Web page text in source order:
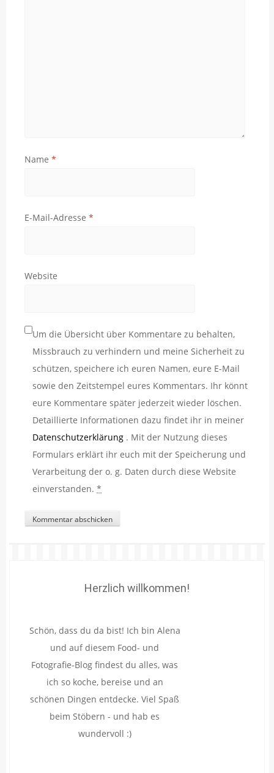
Name *
E-Mail-Adresse *
Website
Um die Übersicht über Kommentare zu behalten,
Missbrauch zu verhindern und meine Sicherheit zu
schützen, speichere ich euren Namen, eure E-Mail
sowie den Zeitstempel eures Kommentars. Ihr könnt
eure Kommentare später jederzeit wieder löschen.
Detaillierte Informationen dazu findet ihr in meiner
Datenschutzerklärung . Mit der Nutzung dieses
Formulars erklärt ihr euch mit der Speicherung und
Verarbeitung der o. g. Daten durch diese Website
einverstanden. *
Herzlich willkommen!
Schön, dass du da bist! Ich bin Alena
und auf diesem Food- und
Fotografie-Blog findest du alles, was
ich so koche, bereise und an
schönen Dingen entdecke. Viel Spaß
beim Stöbern - und hab es
wundervoll :)